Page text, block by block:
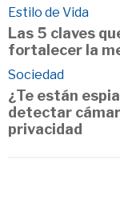
Estilo de Vida
Las 5 claves
fortalecer la
Sociedad
¿Te están
detectar
privacidad